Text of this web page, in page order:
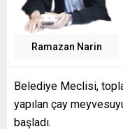
Ramazan Narin
Belediye Meclisi,
yapılan çay
başladı.